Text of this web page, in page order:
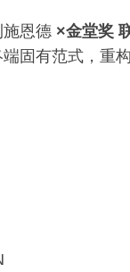
恩德 ×金堂奖
固有范式，重